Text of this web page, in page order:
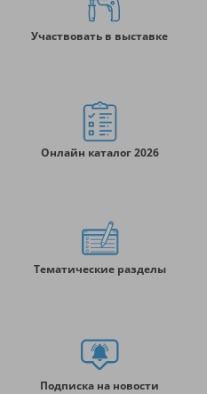
Участвовать в выставке
Онлайн каталог 2026
Тематические разделы
Подписка на новости